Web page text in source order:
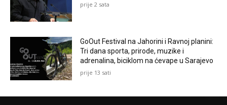
prije 2 sata
GoOut Festival na Jahorini i Ravnoj planini:
Tri dana sporta, prirode, muzike i
adrenalina, biciklom na ćevape u Sarajevo
prije 13 sati